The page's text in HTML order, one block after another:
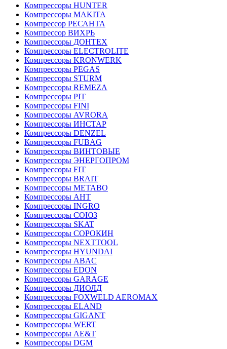
Компрессоры HUNTER
Компрессоры MAKITA
Компрессор РЕСАНТА
Компрессор ВИХРЬ
Компрессоры ДОНТЕХ
Компрессоры ELECTROLITE
Компрессоры KRONWERK
Компрессоры PEGAS
Компрессоры STURM
Компрессоры REMEZA
Компрессоры PIT
Компрессоры FINI
Компрессоры AVRORA
Компрессоры ИНСТАР
Компрессоры DENZEL
Компрессоры FUBAG
Компрессоры ВИНТОВЫЕ
Компрессоры ЭНЕРГОПРОМ
Компрессоры FIT
Компрессоры BRAIT
Компрессоры METABO
Компрессоры АНТ
Компрессоры INGRO
Компрессоры СОЮЗ
Компрессоры SKAT
Компрессоры СОРОКИН
Компрессоры NEXTTOOL
Компрессоры HYUNDAI
Компрессоры ABAC
Компрессоры EDON
Компрессоры GARAGE
Компрессоры ДИОЛД
Компрессоры FOXWELD AEROMAX
Компрессоры ELAND
Компрессоры GIGANT
Компрессоры WERT
Компрессоры AE&T
Компрессоры DGM